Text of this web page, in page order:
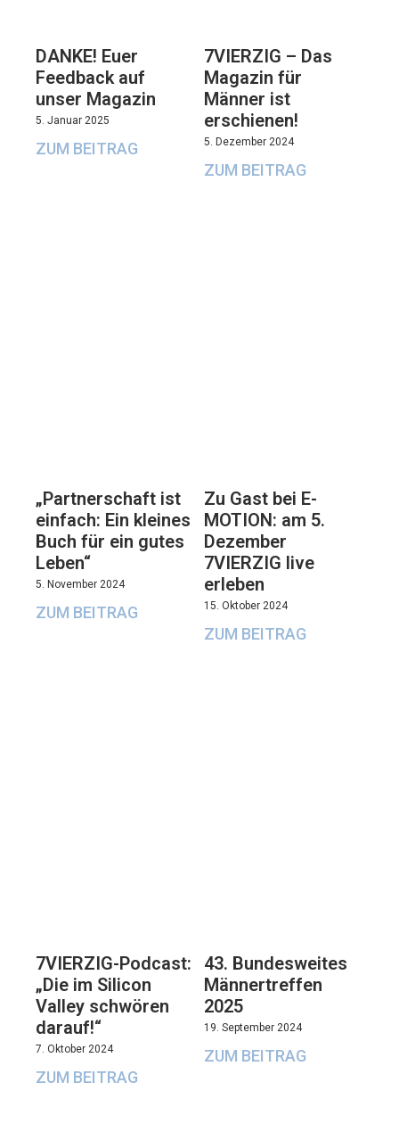
DANKE! Euer
Feedback auf
unser Magazin
5. Januar 2025
ZUM BEITRAG
7VIERZIG – Das
Magazin für
Männer ist
erschienen!
5. Dezember 2024
ZUM BEITRAG
„Partnerschaft ist
einfach: Ein kleines
Buch für ein gutes
Leben“
5. November 2024
ZUM BEITRAG
Zu Gast bei E-
MOTION: am 5.
Dezember
7VIERZIG live
erleben
15. Oktober 2024
ZUM BEITRAG
7VIERZIG-Podcast:
„Die im Silicon
Valley schwören
darauf!“
7. Oktober 2024
ZUM BEITRAG
43. Bundesweites
Männertreffen
2025
19. September 2024
ZUM BEITRAG